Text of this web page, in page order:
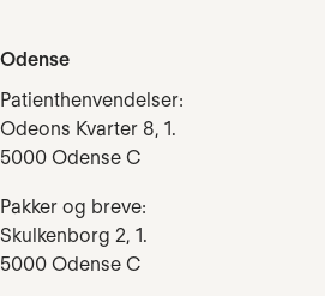
Odense
Patienthenvendelser:
Odeons Kvarter 8, 1.
5000 Odense C
Pakker og breve:
Skulkenborg 2, 1.
5000 Odense C